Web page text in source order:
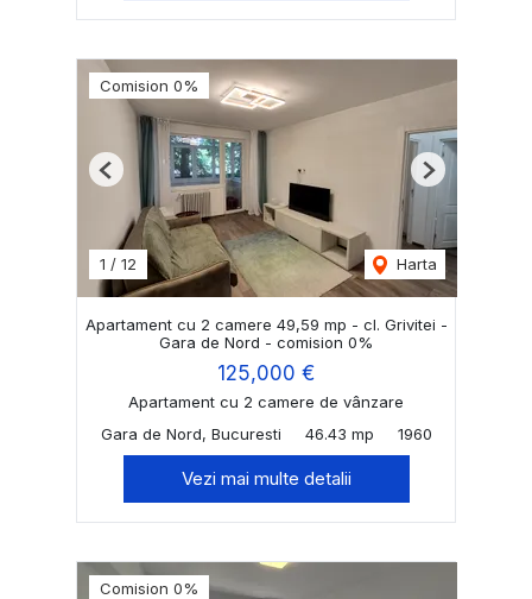
Comision 0%
1 / 12 Harta
Previous Next
Apartament cu 2 camere 49,59 mp - cl. Grivitei -
Gara de Nord - comision 0%
125,000 €
Apartament cu 2 camere de vânzare
Gara de Nord, Bucuresti
46.43 mp 1960
Vezi mai multe detalii
Comision 0%